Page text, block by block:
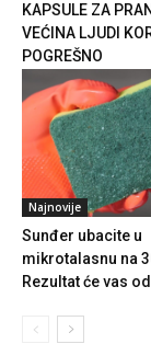
KAPSULE ZA
VEĆINA LJUDI
POGREŠNO
Najnovije
Sunđer ubacite u
mikrotalasnu na
Rezultat će vas